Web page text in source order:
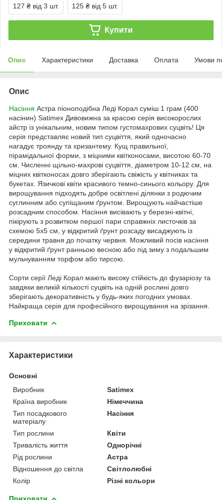
127 ₴ від 3 шт. 125 ₴ від 5 шт.
Купити
Опис Характеристики Доставка Оплата Умови
Опис
Насіння Астра піоноподібна Леді Корал суміш 1 грам (400
насінин) Satimex Дивовижна за красою серія високорослих
айстр із унікальним, новим типом густомахрових суцвіть! Ця
серія представляє новий тип суцвіття, який одночасно
нагадує троянду та хризантему. Кущ правильної,
пірамідальної форми, з міцними квітконосами, висотою 60-70
см.
Численні щільно-махрові суцвіття, діаметром 10-12 см, на
міцних квітконосах довго зберігають свіжість у квітниках та
букетах. Язичкові квіти красивого темно-синього кольору. Для
вирощування підходять добре освітлені ділянки з родючим
суглинним або супіщаним ґрунтом. Вирощують найчастіше
розсадним способом. Насіння висівають у березні-квітні,
пікірують з розвитком першої пари справжніх листочків за
схемою 5х5 см, у відкритий ґрунт розсаду висаджують із
середини травня до початку червня. Можливий посів насіння
у відкритий ґрунт ранньою весною або під зиму з подальшим
мульчуванням торфом або тирсою.
Сорти серії Леді Корал мають високу стійкість до фузаріозу та
завдяки великій кількості суцвіть на одній рослині довго
зберігають декоративність у будь-яких погодних умовах.
Найкраща серія для професійного вирощування на зрізання.
Приховати
Характеристики
Основні
Виробник
Satimex
Країна виробник
Німеччина
Тип посадкового
матеріалу
Насіння
Тип рослини
Квіти
Тривалість життя
Однорічні
Рід рослини
Астра
Відношення до світла
Світлолюбні
Колір
Різні кольори
Приховати